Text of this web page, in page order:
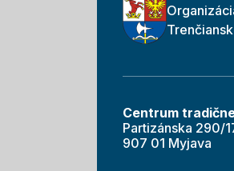
Centrum
Partizánska 290/
907 01 Myjava